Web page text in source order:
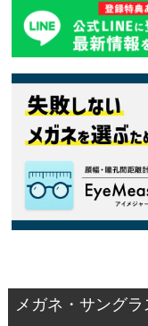
メガネ・サング